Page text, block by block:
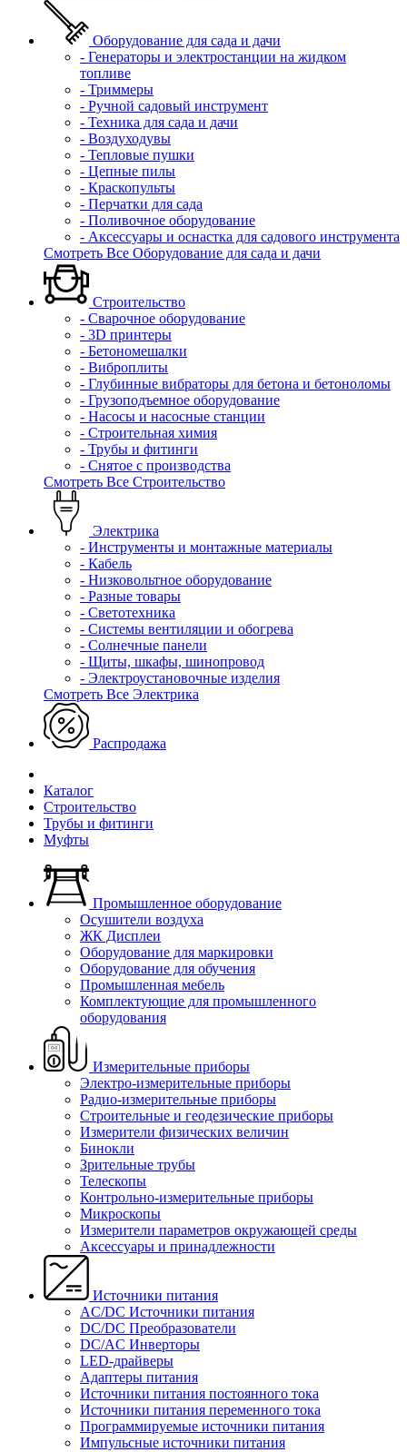
Оборудование для сада и дачи
- Генераторы и электростанции на жидком
топливе
- Триммеры
- Ручной садовый инструмент
- Техника для сада и дачи
- Воздуходувы
- Тепловые пушки
- Цепные пилы
- Краскопульты
- Перчатки для сада
- Поливочное оборудование
- Аксессуары и оснастка для садового инструмента
Смотреть Все Оборудование для сада и дачи
Строительство
- Сварочное оборудование
- 3D принтеры
- Бетономешалки
- Виброплиты
- Глубинные вибраторы для бетона и бетоноломы
- Грузоподъемное оборудование
- Насосы и насосные станции
- Строительная химия
- Трубы и фитинги
- Снятое с производства
Смотреть Все Строительство
Электрика
- Инструменты и монтажные материалы
- Кабель
- Низковольтное оборудование
- Разные товары
- Светотехника
- Системы вентиляции и обогрева
- Солнечные панели
- Щиты, шкафы, шинопровод
- Электроустановочные изделия
Смотреть Все Электрика
Распродажа
Каталог
Строительство
Трубы и фитинги
Муфты
Промышленное оборудование
Осушители воздуха
ЖК Дисплеи
Оборудование для маркировки
Оборудование для обучения
Промышленная мебель
Комплектующие для промышленного
оборудования
Измерительные приборы
Электро-измерительные приборы
Радио-измерительные приборы
Строительные и геодезические приборы
Измерители физических величин
Бинокли
Зрительные трубы
Телескопы
Контрольно-измерительные приборы
Микроскопы
Измерители параметров окружающей среды
Аксессуары и принадлежности
Источники питания
AC/DC Источники питания
DC/DC Преобразователи
DC/AC Инверторы
LED-драйверы
Адаптеры питания
Источники питания постоянного тока
Источники питания переменного тока
Программируемые источники питания
Импульсные источники питания